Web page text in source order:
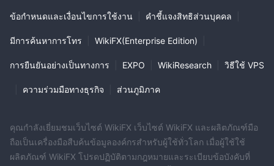
ข้อกำหนดและเงื่อนไขการใช้งาน คำชี้แจงสิทธิส่วนบุคคล
มีการค้นหาการโทร WikiFX(Enterprise Edition)
การยืนยันอย่างเป็นทางการ EXPO WikiResearch วิธีใช้ VPS
ความร่วมมือทางธุรกิจ ส่วนภูมิภาค
คุณกำลังเยี่ยมชมเว็บไซต์ WikiFX เว็บไซต์ WikiFX และผลิตภัณฑ์มือ
ถือเป็นเครื่องมือสืบค้นข้อมูลองค์กรสำหรับผู้ใช้ทั่วโลก เมื่อผู้ใช้ใช้
ผลิตภัณฑ์ WikiFX โปรดปฏิบัติตามกฎหมายและระเบียบข้อบังคับที่